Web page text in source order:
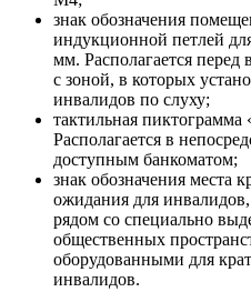
знак обозначения
индукционной петлей
мм. Располагается
с зоной, в которых
инвалидов по слуху;
тактильная
Располагается в
доступным банкоматом;
знак обозначения места
ожидания для
рядом со специально
общественных
оборудованными для
инвалидов.